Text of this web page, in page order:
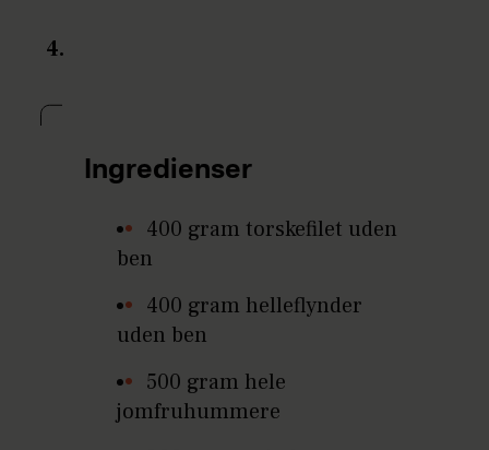
4.
Ingredienser
400 gram torskefilet uden
ben
400 gram helleflynder
uden ben
500 gram hele
jomfruhummere